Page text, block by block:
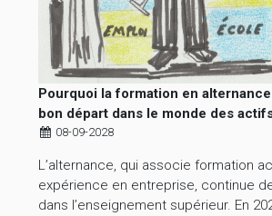
Pourquoi la formation en
bon départ dans le monde des
08-09-2028
L’alternance, qui associe formation
expérience en entreprise, continue
dans l’enseignement supérieur. En